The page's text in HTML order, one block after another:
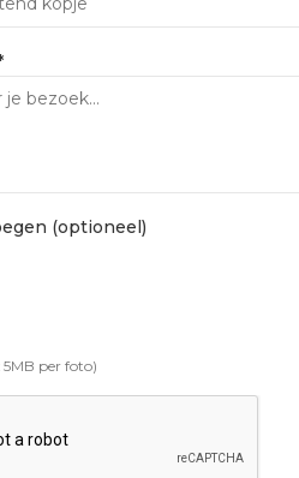
(optioneel)
per foto)